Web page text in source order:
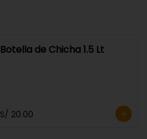
Botella de Chicha 1.5 Lt
S/ 20.00